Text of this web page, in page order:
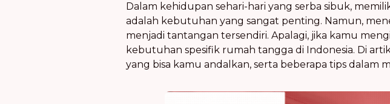
Dalam kehidupan sehari-hari yang serba sibuk,
adalah kebutuhan yang sangat penting. Namun,
menjadi tantangan tersendiri. Apalagi, jika kamu
kebutuhan spesifik rumah tangga di Indonesia. Di
yang bisa kamu andalkan, serta beberapa tips dalam